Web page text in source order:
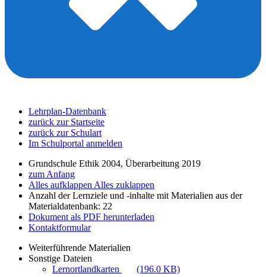
Lehrplan-Datenbank
zurück zur Startseite
zurück zur Schulart
Im Schulportal anmelden
Grundschule Ethik 2004, Überarbeitung 2019
zum Anfang
Alles aufklappen Alles zuklappen
Anzahl der Lernziele und -inhalte mit Materialien aus der
Materialdatenbank: 22
Dokument als PDF herunterladen
Kontaktformular
Weiterführende Materialien
Sonstige Dateien
Lernortlandkarten
(196.0 KB)